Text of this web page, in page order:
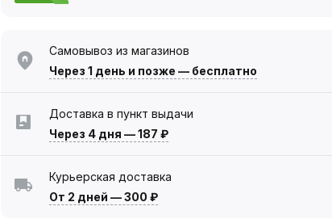
Самовывоз из магазинов
Через 1 день и позже — бесплатно
Доставка в пункт выдачи
Через 4 дня —187 ₽
Курьерская доставка
От 2 дней —300 ₽